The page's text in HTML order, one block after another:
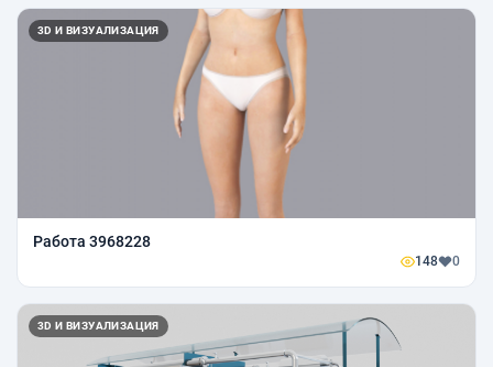
3D И ВИЗУАЛИЗАЦИЯ
Работа 3968228
148 0
3D И ВИЗУАЛИЗАЦИЯ